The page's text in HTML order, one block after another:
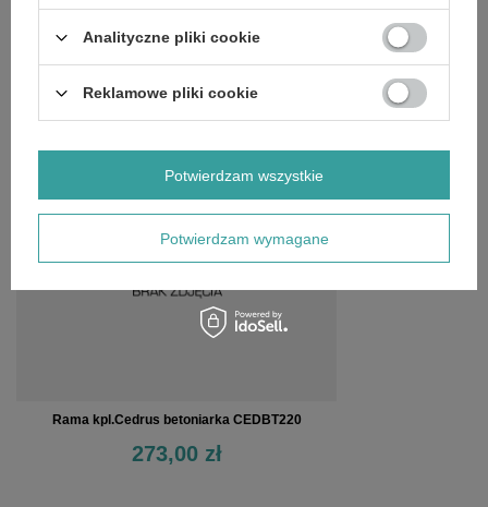
OSTATNIO OGLĄDANE
Rama kpl.Cedrus betoniarka CEDBT220
273,00 zł
Analityczne pliki cookie
Reklamowe pliki cookie
Potwierdzam wymagane
Potwierdzam wszystkie